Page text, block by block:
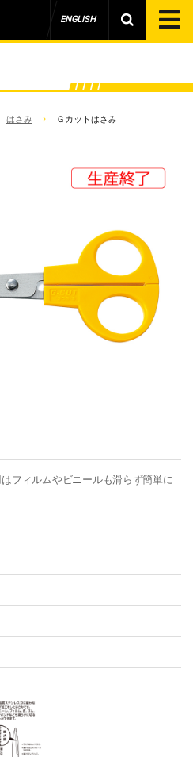
ENGLISH
はさみ Ｇカットはさみ
フィルムやビニールも滑らず簡単に